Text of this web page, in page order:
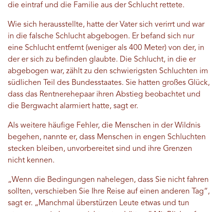
die eintraf und die Familie aus der Schlucht rettete.
Wie sich herausstellte, hatte der Vater sich verirrt und war
in die falsche Schlucht abgebogen. Er befand sich nur
eine Schlucht entfernt (weniger als 400 Meter) von der, in
der er sich zu befinden glaubte. Die Schlucht, in die er
abgebogen war, zählt zu den schwierigsten Schluchten im
südlichen Teil des Bundesstaates. Sie hatten großes Glück,
dass das Rentnerehepaar ihren Abstieg beobachtet und
die Bergwacht alarmiert hatte, sagt er.
Als weitere häufige Fehler, die Menschen in der Wildnis
begehen, nannte er, dass Menschen in engen Schluchten
stecken bleiben, unvorbereitet sind und ihre Grenzen
nicht kennen.
„Wenn die Bedingungen nahelegen, dass Sie nicht fahren
sollten, verschieben Sie Ihre Reise auf einen anderen Tag“,
sagt er. „Manchmal überstürzen Leute etwas und tun